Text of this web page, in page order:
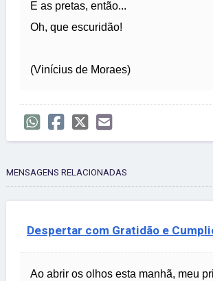
E as pretas, então...
Oh, que escuridão!
(Vinícius de Moraes)
MENSAGENS RELACIONADAS
Despertar com Gratidão e
Ao abrir os olhos esta manhã, meu